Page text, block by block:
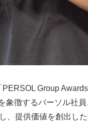
Group
象徴するパーソル社
提供価値を創出した